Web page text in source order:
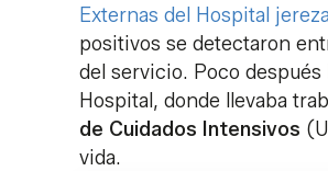
Externas del Hospital
positivos se detectaron
del servicio. Poco
Hospital, donde llevaba
de Cuidados Intensivos
vida.